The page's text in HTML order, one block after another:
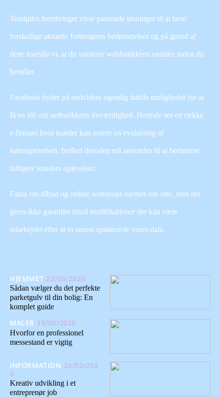
Trustpilot frembringer visse passende løsninger til at læse
forskellige aktuelle forbrugeres bedømmelser og på grund af
dette foreslår vi, at du vurderer webbutikkens omtaler inden du
bestiller.
Facebook byder på endvidere egentlig habile muligheder for at
få en idé om netbutikkens troværdighed. Herinde ses en række
e-firmaer hvor kunder kan notere en evaluering af
købsoplevelsen, hvilket desuden må anvendes til at bedømme
tidligere kunders oplevelser.
Fakta om tilbud og online webshops værnes om ofte, men der
gives ikke garantier imod modifikationer der kan være
udarbejdet efter at vi senest opdaterede vores data.
HJEMMET 22/05/2026
Sådan vælger du det perfekte
parketgulv til din bolig: En
komplet guide
MALER 19/05/2026
Hvorfor en professionel
messestand er vigtig
INFORMATION 24/03/202
6
Kreativ udvikling i et
entreprenør job